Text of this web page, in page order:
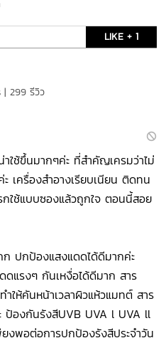
LIKE + 1
| 299 รีวิว
ใช้ขึ้นมากๆค่ะ ที่สำคัญเครมว่าไม่
เครื่องสำอางเรียบเนียน ติดทน
ใช้แบบซองแล้วถูกใจ ตอนนี้สอย
ปกป้องแสงแดดได้ดีมากค่ะ
ดแรงๆ กันเหงื่อได้ดีมาก สาร
ให้คันหน้าเวลาผิวแห้วแมทต์ สาร
ป้องกันรังสีUVB UVA l UVA ll
ยงพอต่อการปกป้องรังสีประจำวัน